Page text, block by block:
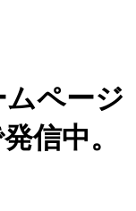
ページ
信中。